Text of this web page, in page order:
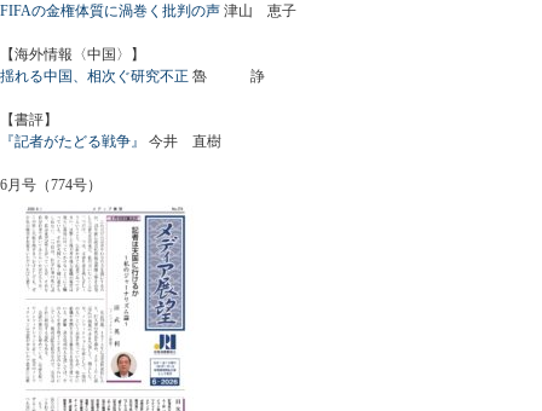
FIFAの金権体質に渦巻く批判の声 津山 恵子
【海外情報〈中国〉】
揺れる中国、相次ぐ研究不正 魯 諍
【書評】
『記者がたどる戦争』
今井 直樹
6月号（774号）